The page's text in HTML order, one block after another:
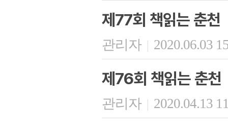
제77회 책읽는 춘천
관리자 | 2020.06.03
제76회 책읽는 춘천
관리자 | 2020.04.13